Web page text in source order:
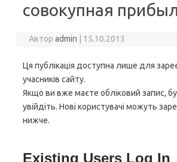
совокупная
Авторadmin 15.10.2013
Ця публікація доступна лише для
учасників сайту.
Якщо ви вже маєте обліковий запис,
увійдіть. Нові користувачі можуть
нижче.
Existing Users Log In